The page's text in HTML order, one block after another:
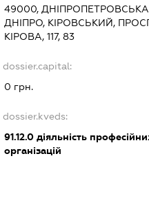
49000,
ДНІПРО, КІРОВСЬКИЙ,
КІРОВА, 117, 83
dossier.capital:
0 грн.
dossier.kveds:
91.12.0діяльність
організацій